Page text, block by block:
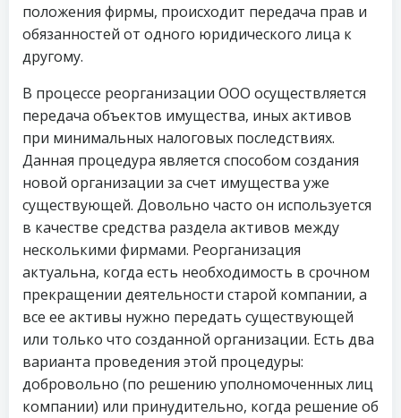
положения фирмы, происходит передача прав и
обязанностей от одного юридического лица к
другому.
В процессе реорганизации ООО осуществляется
передача объектов имущества, иных активов
при минимальных налоговых последствиях.
Данная процедура является способом создания
новой организации за счет имущества уже
существующей. Довольно часто он используется
в качестве средства раздела активов между
несколькими фирмами. Реорганизация
актуальна, когда есть необходимость в срочном
прекращении деятельности старой компании, а
все ее активы нужно передать существующей
или только что созданной организации. Есть два
варианта проведения этой процедуры:
добровольно (по решению уполномоченных лиц
компании) или принудительно, когда решение об